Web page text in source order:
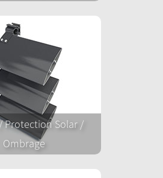
Protection Solar /
Ombrage